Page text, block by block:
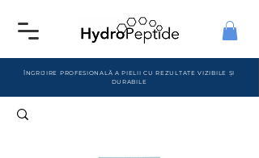
ÎNGRIJIRE PROFESIONALĂ A PIELII CU REZULTATE VIZIBILE ȘI
DURABILE